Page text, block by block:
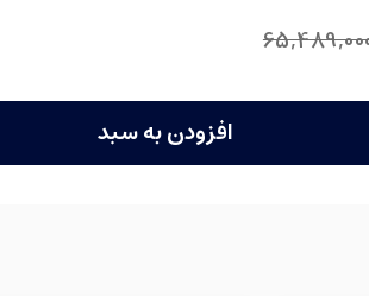
افزودن به سبد